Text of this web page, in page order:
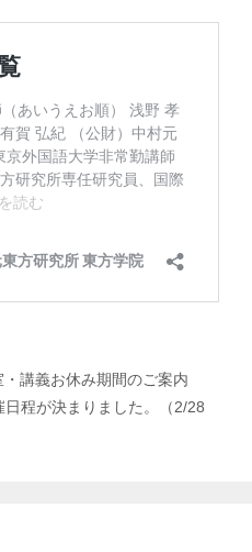
講義お休み期間のご案内
日程が決まりました。（2/28